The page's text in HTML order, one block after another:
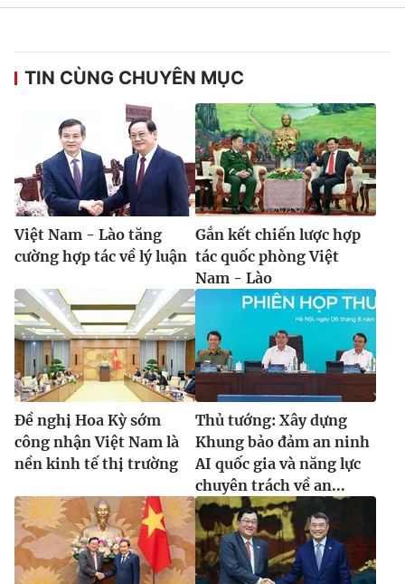
TIN CÙNG CHUYÊN MỤC
Việt Nam - Lào tăng
cường hợp tác về lý luận
Gắn kết chiến lược hợp
tác quốc phòng Việt
Nam - Lào
Đề nghị Hoa Kỳ sớm
công nhận Việt Nam là
nền kinh tế thị trường
Thủ tướng: Xây dựng
Khung bảo đảm an ninh
AI quốc gia và năng lực
chuyên trách về an...